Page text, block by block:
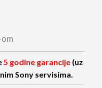
om
5 godine garancije (uz
Sony servisima.